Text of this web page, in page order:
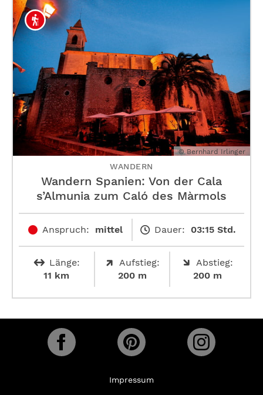
© Bernhard Irlinger
WANDERN
Wandern Spanien: Von der Cala
s’Almunia zum Caló des Màrmols
Anspruch: mittel Dauer: 03:15 Std.
Länge:
11 km
Aufstieg:
200 m
Abstieg:
200 m
Impressum